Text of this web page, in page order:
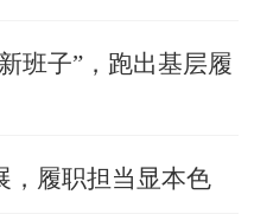
班子”，跑出基层履
，履职担当显本色